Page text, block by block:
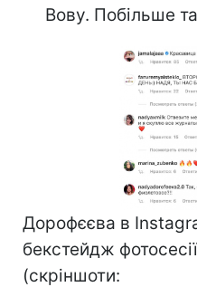
Вову. Побільше
Дорофєєва в
бекстейдж
(скріншоти: